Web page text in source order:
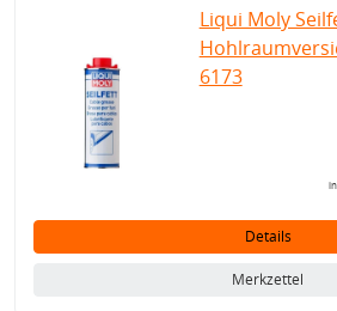
Liqui Moly
6173
Details
Merkzettel